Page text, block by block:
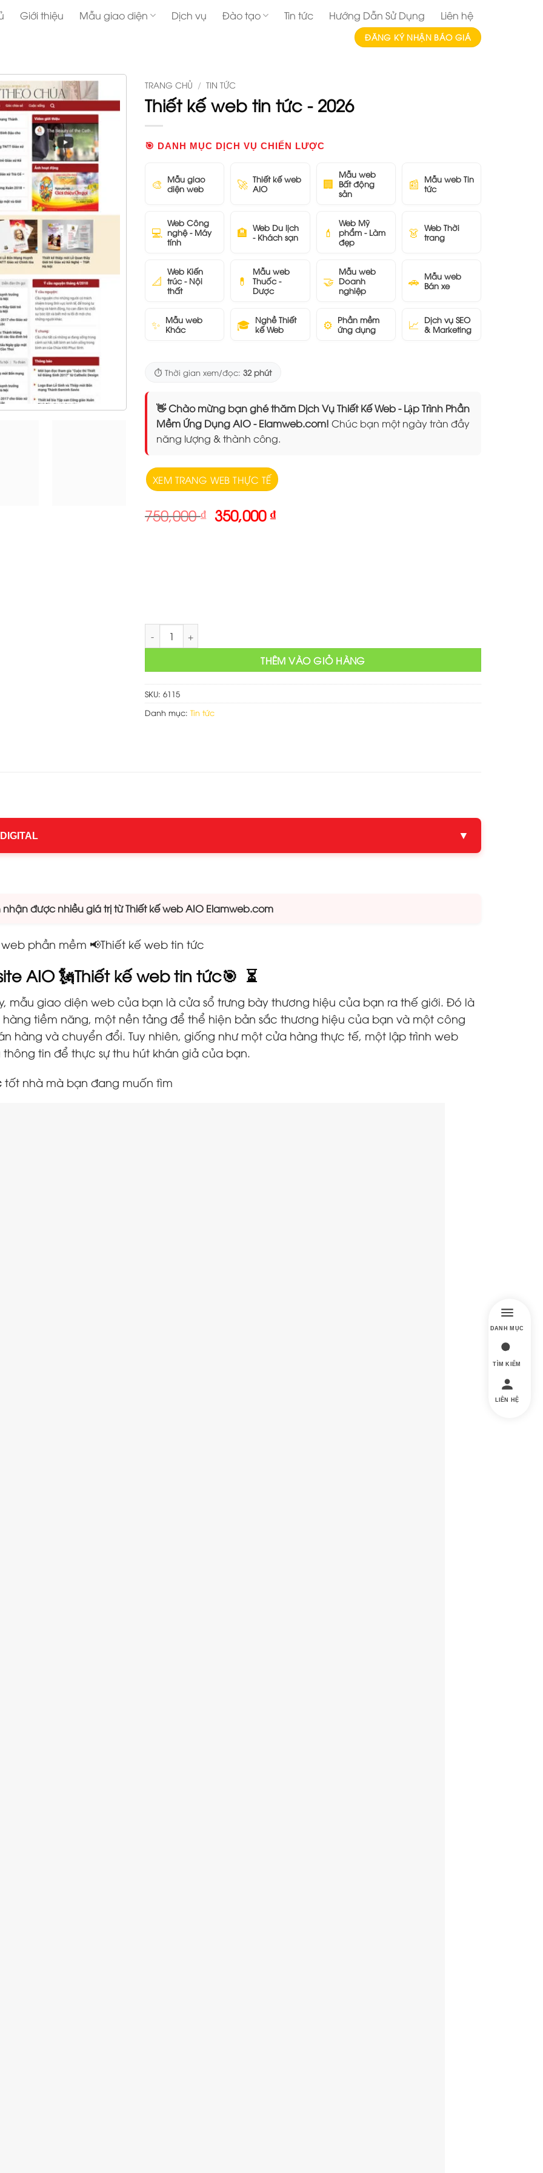
Giới thiệu Mẫu giao diện Dịch vụ Đào tạo Tin tức Hướng Dẫn Sử Dụng Liên hệ
ĐĂNG KÝ NHẬN BÁO GIÁ
TRANG CHỦ / TIN TỨC
Thiết kế web tin tức - 2026
🎯 DANH MỤC DỊCH VỤ CHIẾN LƯỢC
🎨
Mẫu giao
diện web
🚀 Thiết kế web
AIO
🏢
Mẫu web
Bất động
sản
📰
Mẫu web Tin
tức
💻
Web Công
nghệ - Máy
tính
🏨 Web Du lịch
- Khách sạn
💄
Web Mỹ
phẩm - Làm
đẹp
👗 Web Thời
trang
📐
Web Kiến
trúc - Nội
thất
💊
Mẫu web
Thuốc -
Dược
🤝
Mẫu web
Doanh
nghiệp
🚗 Mẫu web
Bán xe
✨ Mẫu web
Khác
🎓 Nghề Thiết
kế Web
⚙️ Phần mềm
ứng dụng
📈
Dịch vụ SEO
& Marketing
⏱️ Thời gian xem/đọc: 32 phút
👋 Chào mừng bạn ghé thăm Dịch Vụ Thiết Kế Web - Lập Trình Phần
Mềm Ứng Dụng AIO - Elamweb.com! Chúc bạn một ngày tràn đầy
năng lượng & thành công.
XEM TRANG WEB THỰC TẾ
750,000₫ Giá
gốc
350,000₫Giá
THÊM VÀO GIỎ HÀNG
SKU: 6115
Danh mục: Tin tức
▼
được nhiều giá trị từ Thiết kế web AIO Elamweb.com
phần mềm 📢Thiết kế web tin tức
AIO 🗽Thiết kế web tin tức🎯 ⏳
mẫu giao diện web của bạn là cửa sổ trưng bày thương hiệu của bạn ra thế giới. Đó là
tiềm năng, một nền tảng để thể hiện bản sắc thương hiệu của bạn và một công
hàng và chuyển đổi. Tuy nhiên, giống như một cửa hàng thực tế, một lập trình web
tin để thực sự thu hút khán giả của bạn.
tốt nhà mà bạn đang muốn tìm
DANH MỤC
TÌM KIẾM
LIÊN HỆ